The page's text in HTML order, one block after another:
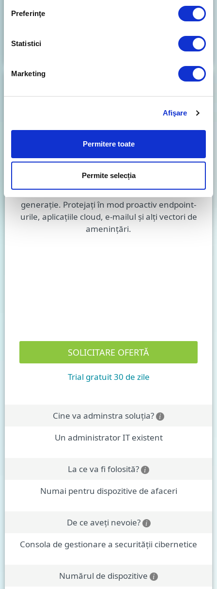
Preferinţe
Statistici
Marketing
Afişare
Permitere toate
Permite selecția
Securitate multistratificată de ultimă
generație. Protejați în mod proactiv endpoint-
urile, aplicațiile cloud, e-mailul și alți vectori de
amenințări.
SOLICITARE OFERTĂ
Trial gratuit 30 de zile
Cine va adminstra soluția?
Un administrator IT existent
La ce va fi folosită?
Numai pentru dispozitive de afaceri
De ce aveți nevoie?
Consola de gestionare a securității cibernetice
Numărul de dispozitive